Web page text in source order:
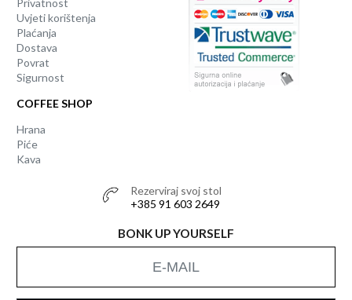
Privatnost
Uvjeti korištenja
Plaćanja
Dostava
Povrat
Sigurnost
COFFEE SHOP
Hrana
Piće
Kava
Rezerviraj svoj stol
+385 91 603 2649
BONK UP YOURSELF